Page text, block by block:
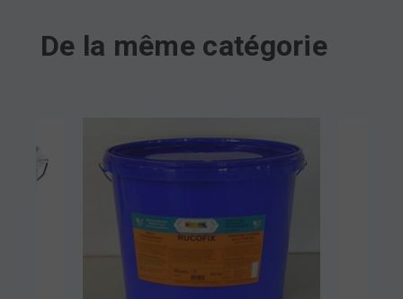
De la même catégorie